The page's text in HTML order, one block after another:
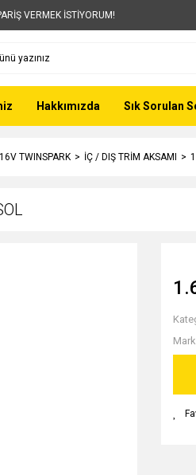
VERMEK İSTİYORUM!
Hakkımızda Sık Sorulan
TWINSPARK İÇ / DIŞ TRİM AKSAMI